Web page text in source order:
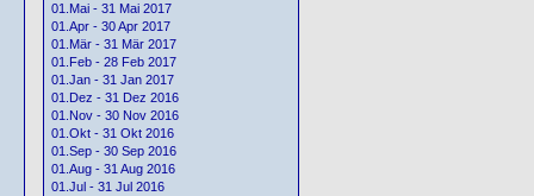
01.Mai - 31 Mai 2017
01.Apr - 30 Apr 2017
01.Mär - 31 Mär 2017
01.Feb - 28 Feb 2017
01.Jan - 31 Jan 2017
01.Dez - 31 Dez 2016
01.Nov - 30 Nov 2016
01.Okt - 31 Okt 2016
01.Sep - 30 Sep 2016
01.Aug - 31 Aug 2016
01.Jul - 31 Jul 2016